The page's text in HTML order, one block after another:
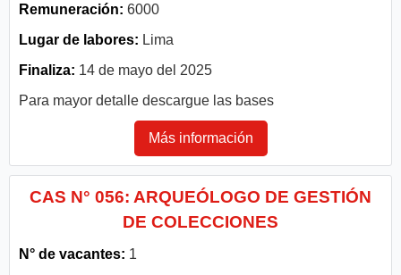
Remuneración: 6000
Lugar de labores: Lima
Finaliza: 14 de mayo del 2025
Para mayor detalle descargue las bases
Más información
CAS N° 056: ARQUEÓLOGO DE GESTIÓN
DE COLECCIONES
N° de vacantes: 1